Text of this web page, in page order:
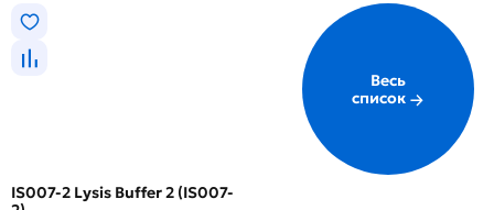
IS007-2 Lysis Buffer 2 (IS007-
Весь
список